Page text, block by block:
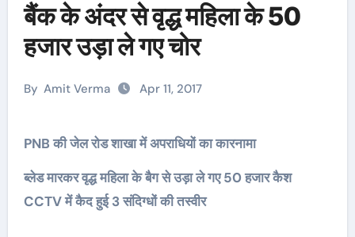
बैंक के अंदर से वृद्ध महिला के 50
हजार उड़ा ले गए चोर
By Amit Verma Apr 11, 2017
PNB की जेल रोड शाखा में अपराधियों का कारनामा
ब्लेड मारकर वृद्ध महिला के बैग से उड़ा ले गए 50 हजार कैश
CCTV में कैद हुई 3 संदिग्धों की तस्वीर